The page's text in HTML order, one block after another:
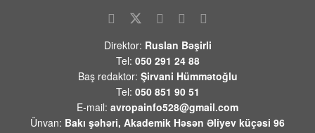
07 AVQUST 2026 / 9:21 6
İsrailin diaspor naziri Çikli: Makron bizi
kürəyimizdən bıçaqladı
07 AVQUST 2026 / 9:07
Prezident Ərdoğan Səudiyyə
Ərəbistanına gedib
Direktor: Ruslan Bəşirli
Tel: 050 291 24 88
Baş redaktor: Şirvani Hümmətoğlu
Tel: 050 851 90 51
E-mail: avropainfo528@gmail.com
Ünvan: Bakı şəhəri, Akademik Həsən Əliyev küçəsi 96